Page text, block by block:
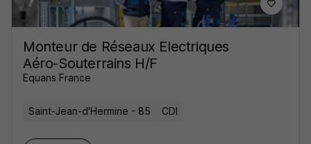
Monteur de Réseaux Electriques
Aéro-Souterrains H/F
Equans France
Saint-Jean-d'Hermine - 85 CDI